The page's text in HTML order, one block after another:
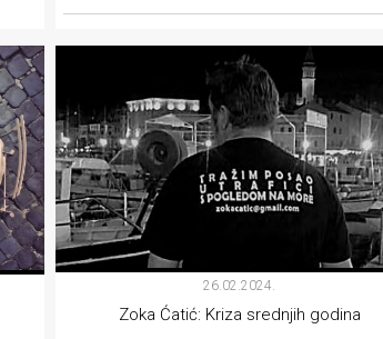
26.02.2024.
Zoka Ćatić: Kriza srednjih godina